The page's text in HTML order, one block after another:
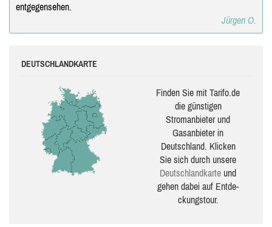
entgegensehen.
Jürgen O.
DEUTSCHLANDKARTE
Finden Sie mit Tarifo.de
die güns­ti­gen
Stromanbieter und
Gasanbieter in
Deutschland. Klicken
Sie sich durch unsere
Deutsch­land­karte und
gehen dabei auf Ent­de­
ckungs­tour.